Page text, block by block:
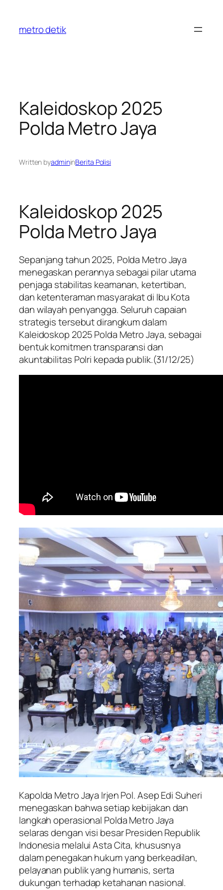
content
metro detik
Kaleidoskop 2025
Polda Metro Jaya
Written byadmininBerita Polisi
Kaleidoskop 2025
Polda Metro Jaya
Sepanjang tahun 2025, Polda Metro Jaya
menegaskan perannya sebagai pilar utama
penjaga stabilitas keamanan, ketertiban,
dan ketenteraman masyarakat di Ibu Kota
dan wilayah penyangga. Seluruh capaian
strategis tersebut dirangkum dalam
Kaleidoskop 2025 Polda Metro Jaya, sebagai
bentuk komitmen transparansi dan
akuntabilitas Polri kepada publik.(31/12/25)
Kapolda Metro Jaya Irjen Pol. Asep Edi Suheri
menegaskan bahwa setiap kebijakan dan
langkah operasional Polda Metro Jaya
selaras dengan visi besar Presiden Republik
Indonesia melalui Asta Cita, khususnya
dalam penegakan hukum yang berkeadilan,
pelayanan publik yang humanis, serta
dukungan terhadap ketahanan nasional.